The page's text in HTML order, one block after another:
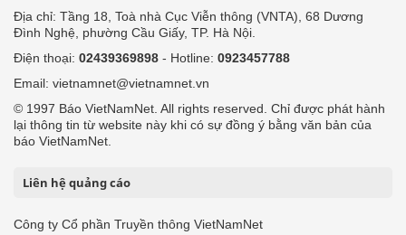
Địa chỉ: Tầng 18, Toà nhà Cục Viễn thông (VNTA), 68 Dương
Đình Nghệ, phường Cầu Giấy, TP. Hà Nội.
Điện thoại: 02439369898 - Hotline: 0923457788
Email: vietnamnet@vietnamnet.vn
© 1997 Báo VietNamNet. All rights reserved. Chỉ được phát hành
lại thông tin từ website này khi có sự đồng ý bằng văn bản của
báo VietNamNet.
Liên hệ quảng cáo
Công ty Cổ phần Truyền thông VietNamNet